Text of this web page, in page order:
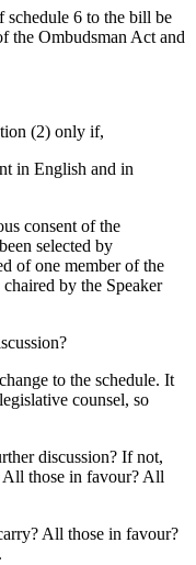
schedule 6 to the bill be
the Ombudsman Act and
(2) only if,
in English and in
consent of the
selected by
of one member of the
by the Speaker
to the schedule. It
counsel, so
discussion? If not,
All those in favour? All
All those in favour?